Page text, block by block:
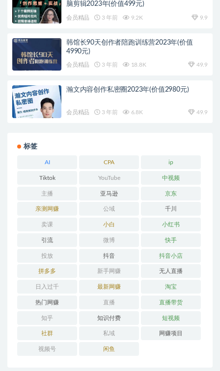
脑剪辑2023年(价值499元)
会员精品 3 年前 9.2K 9.9
韩馆长90天创作者陪跑训练营2023年(价值
4990元)
会员精品 3 年前 18.8K 49.9
瀚文内容创作私密圈2023年(价值2980元)
会员精品 3 年前 6.8K 49.9
标签
AI CPA ip
Tiktok YouTube 中视频
主播 亚马逊 京东
亲测网赚 公域 千川
卖课 小白 小红书
引流 微博 快手
投放 抖音 抖音小店
拼多多 新手网赚 无人直播
日入过千 最新网赚 淘宝
热门网赚 直播 直播带货
知乎 知识付费 短视频
社群 私域 网赚项目
视频号 闲鱼